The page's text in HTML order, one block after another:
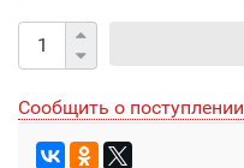
Сообщить о поступлении